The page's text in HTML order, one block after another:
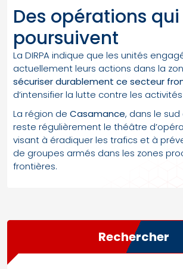
Des opérations qui
poursuivent
La DIRPA indique que les unités
actuellement leurs actions dans la
sécuriser durablement ce secteur
d’intensifier la lutte contre les
La région de Casamance, dans le sud
reste régulièrement le théâtre
visant à éradiquer les trafics et à
de groupes armés dans les zones
frontières.
Rechercher